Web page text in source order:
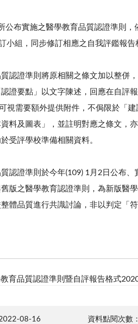
公布實施之醫學教育品質認證準則
小組，同步修訂相應之自我評鑑報告
認證準則將原相關之條文加以整併
證要點」以文字陳述，回應在自評
視需要額外提供附件，不侷限於「
資料及圖表」，並註明對應之條文
受評學校準備相關資料。
認證準則於今年(109) 1月2日公布
舊版之醫學教育認證準則，為新版醫
體品質進行共識討論，非以判定「
育品質認證準則暨自評報告格式
08-16 資料點閱次數